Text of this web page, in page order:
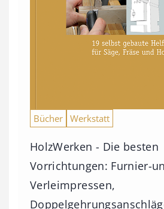
Bücher Werkstatt
HolzWerken - Die besten
Vorrichtungen: Furnier-
Verleimpressen,